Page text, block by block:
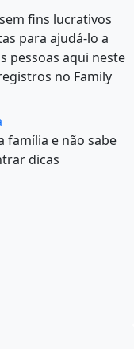
fins lucrativos
para ajudá-lo a
pessoas aqui neste
no Family
família e não sabe
dicas